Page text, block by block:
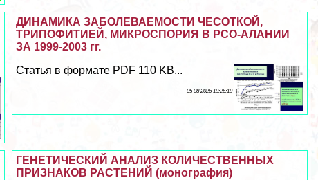
ДИНАМИКА ЗАБОЛЕВАЕМОСТИ ЧЕСОТКОЙ,
ТРИПОФИТИЕЙ, МИКРОСПОРИЯ В РСО-АЛАНИИ
ЗА 1999-2003 гг.
Статья в формате PDF 110 KB...
05 08 2026 19:26:19
ГЕНЕТИЧЕСКИЙ АНАЛИЗ КОЛИЧЕСТВЕННЫХ
ПРИЗНАКОВ РАСТЕНИЙ (монография)